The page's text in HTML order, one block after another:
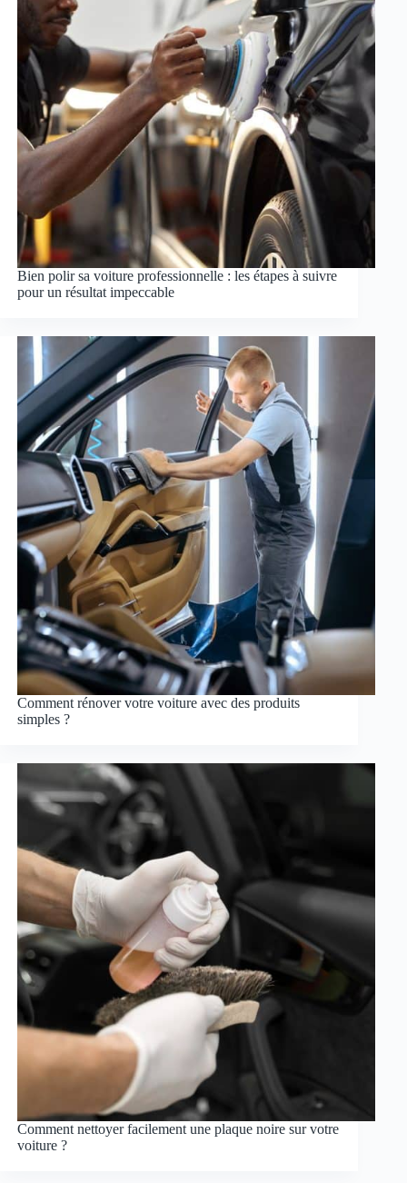
Bien polir sa voiture professionnelle : les étapes à suivre
pour un résultat impeccable
Comment rénover votre voiture avec des produits
simples ?
Comment nettoyer facilement une plaque noire sur votre
voiture ?